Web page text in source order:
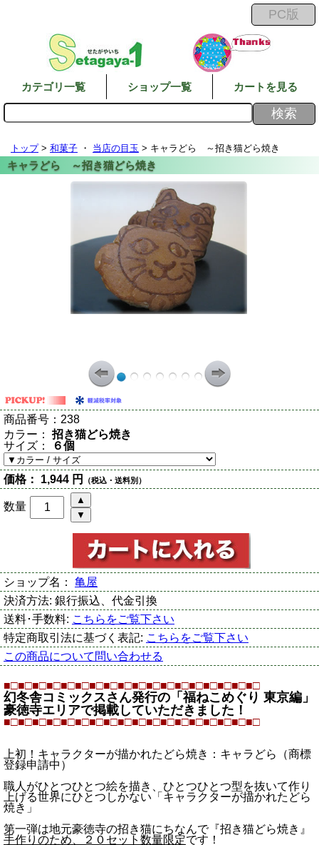
カテゴリ一覧 ショップ一覧 カートを見る
トップ> 和菓子 ・ 当店の目玉 > キャラどら ～招き猫どら焼き
商品番号： 238
カラー：
招き猫どら焼き
サイズ：
６個
価格： 1,944 円 （税込・送料別）
数量
ショップ名： 亀屋
決済方法: 銀行振込、代金引換
送料･手数料: こちらをご覧下さい
特定商取引法に基づく表記: こちらをご覧下さい
この商品について問い合わせる
■□■□■□■□■□■□■□■□■□■□■□■□■□■□■□■□■□■□
幻冬舎コミックスさん発行の「福ねこめぐり 東京編」
豪徳寺エリアで掲載していただきました！
■□■□■□■□■□■□■□■□■□■□■□■□■□■□■□■□■□■□
上初！キャラクターが描かれたどら焼き：キャラどら（商標
登録申請中）
職人がひとつひとつ絵を描き、ひとつひとつ型を抜いて作り
上げる世界にひとつしかない「キャラクターが描かれたどら
焼き」
第一弾は地元豪徳寺の招き猫にちなんで『招き猫どら焼き』
手作りのため、２０セット数量限定です！